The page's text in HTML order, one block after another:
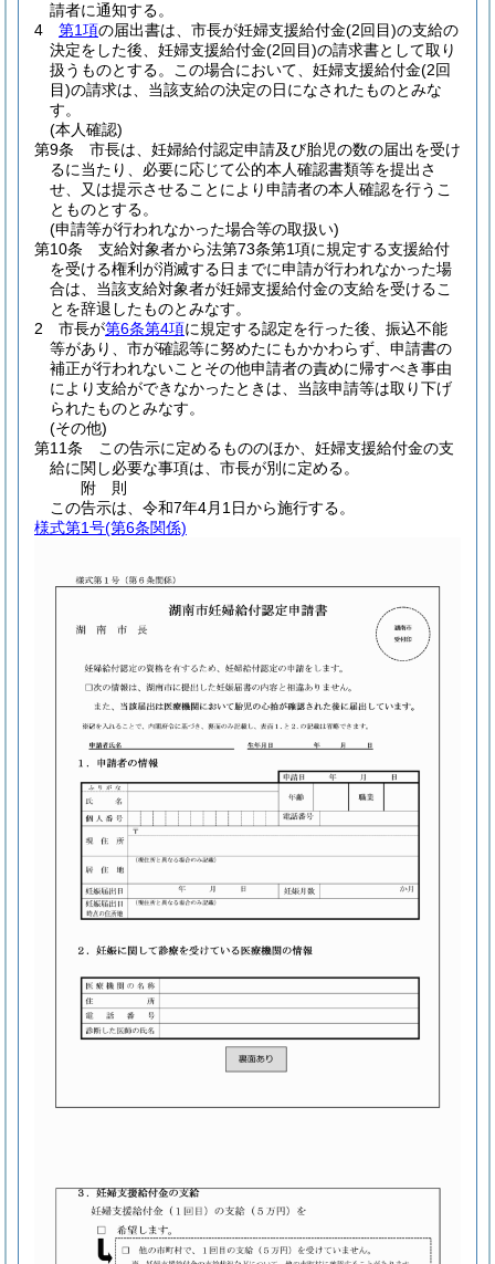
請者に通知する。
4
第1項の届出書は、市長が妊婦支援給付金(2回目)の支給の
決定をした後、妊婦支援給付金(2回目)の請求書として取り
扱うものとする。
この場合において、妊婦支援給付金(2回
目)の請求は、当該支給の決定の日になされたものとみな
す。
(本人確認)
第9条
市長は、妊婦給付認定申請及び胎児の数の届出を受け
るに当たり、必要に応じて公的本人確認書類等を提出さ
せ、又は提示させることにより申請者の本人確認を行うこ
とものとする。
(申請等が行われなかった場合等の取扱い)
第10条
支給対象者から法第73条第1項に規定する支援給付
を受ける権利が消滅する日までに申請が行われなかった場
合は、当該支給対象者が妊婦支援給付金の支給を受けるこ
とを辞退したものとみなす。
2
市長が第6条第4項に規定する認定を行った後、振込不能
等があり、市が確認等に努めたにもかかわらず、申請書の
補正が行われないことその他申請者の責めに帰すべき事由
により支給ができなかったときは、当該申請等は取り下げ
られたものとみなす。
(その他)
第11条
この告示に定めるもののほか、妊婦支援給付金の支
給に関し必要な事項は、市長が別に定める。
附 則
この告示は、令和7年4月1日から施行する。
様式第1号(第6条関係)